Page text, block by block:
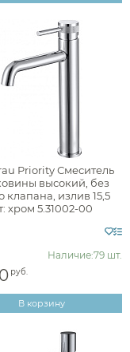
Priority Смеситель
высокий, без
клапана, излив 15,5
хром 5.31002-00
Наличие:79 шт.
руб.
В корзину